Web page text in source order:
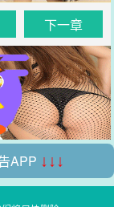
下一章
APP ↓↓↓